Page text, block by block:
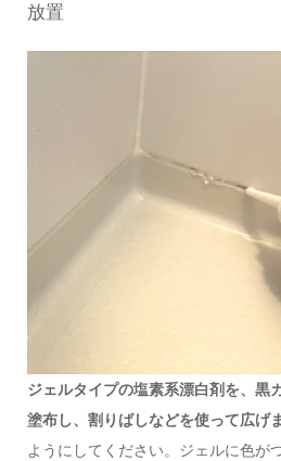
放置
ジェルタイプの塩素系漂白剤を、黒
塗布し、割りばしなどを使って広げ
ようにしてください。ジェルに色が